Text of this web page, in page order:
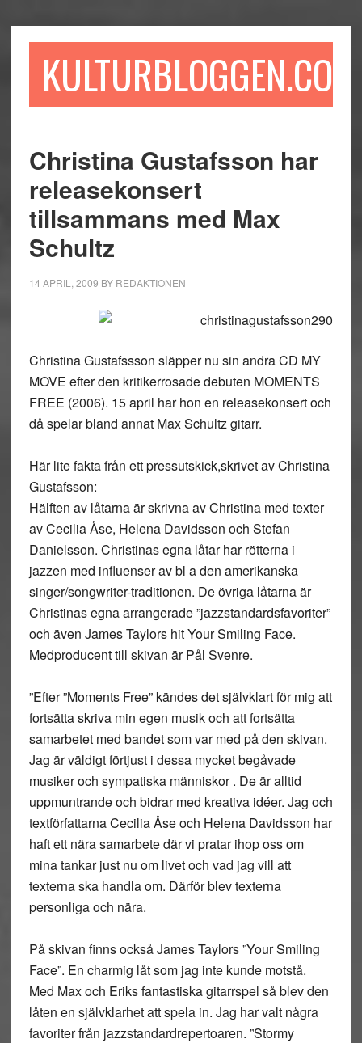
till
till
sidofältet
till
KULTURBLOGGEN.COM
Christina Gustafsson har
releasekonsert
tillsammans med Max
Schultz
14 APRIL, 2009 BY REDAKTIONEN
Christina Gustafssson släpper nu sin andra CD MY
MOVE efter den kritikerrosade debuten MOMENTS
FREE (2006). 15 april har hon en releasekonsert och
då spelar bland annat Max Schultz gitarr.
Här lite fakta från ett pressutskick,skrivet av Christina
Gustafsson:
Hälften av låtarna är skrivna av Christina med texter
av Cecilia Åse, Helena Davidsson och Stefan
Danielsson. Christinas egna låtar har rötterna i
jazzen med influenser av bl a den amerikanska
singer/songwriter-traditionen. De övriga låtarna är
Christinas egna arrangerade ”jazzstandardsfavoriter”
och även James Taylors hit Your Smiling Face.
Medproducent till skivan är Pål Svenre.
”Efter ”Moments Free” kändes det självklart för mig att
fortsätta skriva min egen musik och att fortsätta
samarbetet med bandet som var med på den skivan.
Jag är väldigt förtjust i dessa mycket begåvade
musiker och sympatiska människor . De är alltid
uppmuntrande och bidrar med kreativa idéer. Jag och
textförfattarna Cecilia Åse och Helena Davidsson har
haft ett nära samarbete där vi pratar ihop oss om
mina tankar just nu om livet och vad jag vill att
texterna ska handla om. Därför blev texterna
personliga och nära.
På skivan finns också James Taylors ”Your Smiling
Face”. En charmig låt som jag inte kunde motstå.
Med Max och Eriks fantastiska gitarrspel så blev den
låten en självklarhet att spela in. Jag har valt några
favoriter från jazzstandardrepertoaren. ”Stormy